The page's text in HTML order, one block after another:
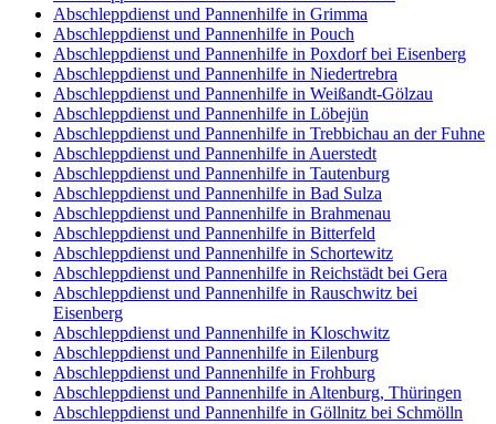
Abschleppdienst und Pannenhilfe in Grimma
Abschleppdienst und Pannenhilfe in Pouch
Abschleppdienst und Pannenhilfe in Poxdorf bei Eisenberg
Abschleppdienst und Pannenhilfe in Niedertrebra
Abschleppdienst und Pannenhilfe in Weißandt-Gölzau
Abschleppdienst und Pannenhilfe in Löbejün
Abschleppdienst und Pannenhilfe in Trebbichau an der Fuhne
Abschleppdienst und Pannenhilfe in Auerstedt
Abschleppdienst und Pannenhilfe in Tautenburg
Abschleppdienst und Pannenhilfe in Bad Sulza
Abschleppdienst und Pannenhilfe in Brahmenau
Abschleppdienst und Pannenhilfe in Bitterfeld
Abschleppdienst und Pannenhilfe in Schortewitz
Abschleppdienst und Pannenhilfe in Reichstädt bei Gera
Abschleppdienst und Pannenhilfe in Rauschwitz bei
Eisenberg
Abschleppdienst und Pannenhilfe in Kloschwitz
Abschleppdienst und Pannenhilfe in Eilenburg
Abschleppdienst und Pannenhilfe in Frohburg
Abschleppdienst und Pannenhilfe in Altenburg, Thüringen
Abschleppdienst und Pannenhilfe in Göllnitz bei Schmölln